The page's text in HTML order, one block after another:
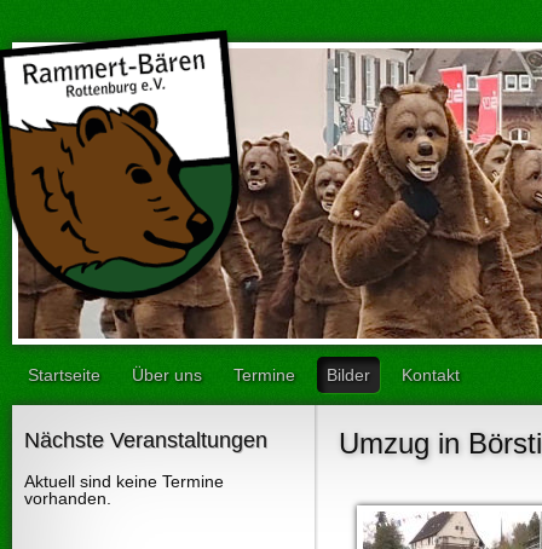
Startseite Über uns Termine Bilder Kontakt
Nächste Veranstaltungen
Aktuell sind keine Termine
vorhanden.
Umzug in